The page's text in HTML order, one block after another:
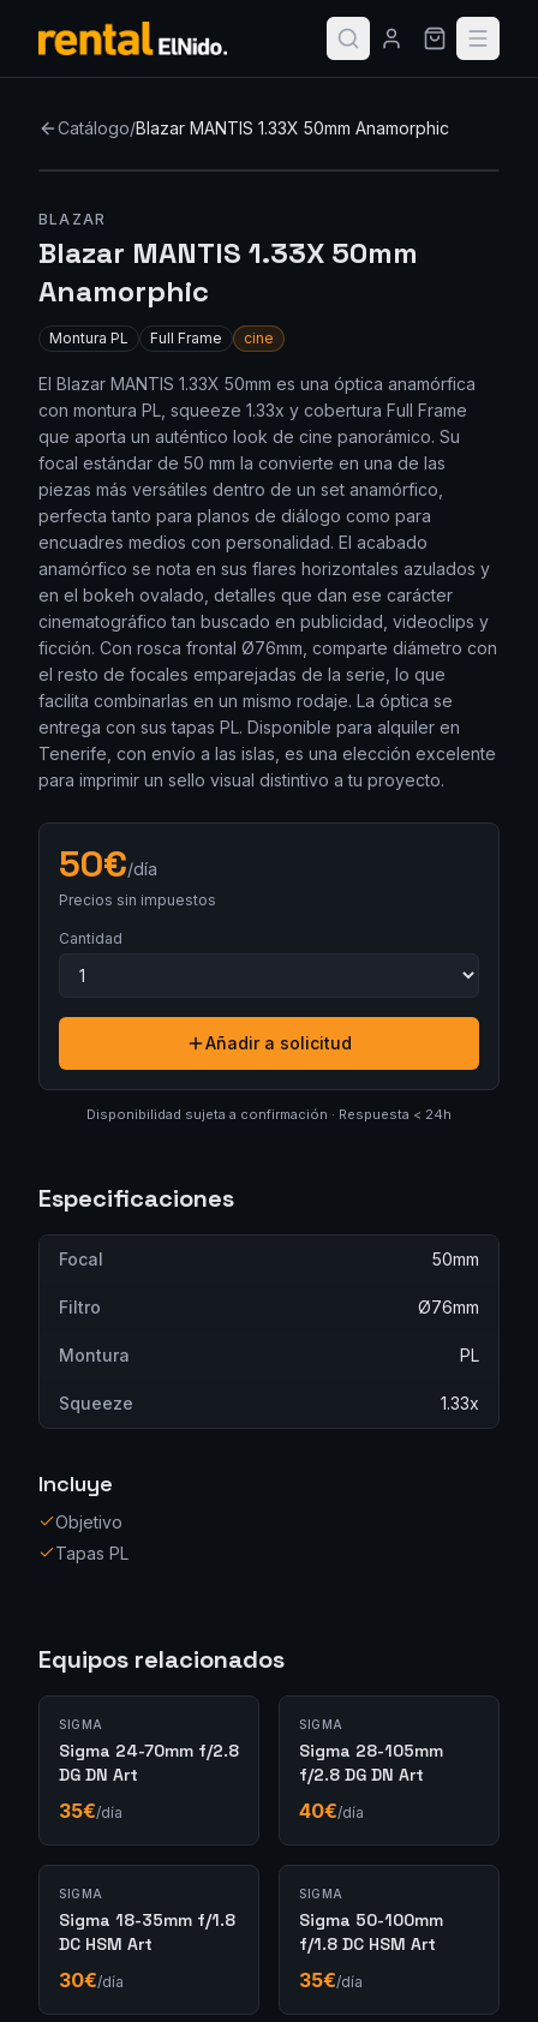
Catálogo/Blazar MANTIS 1.33X 50mm Anamorphic
BLAZAR
Blazar MANTIS 1.33X 50mm
Anamorphic
Montura PL Full Frame cine
El Blazar MANTIS 1.33X 50mm es una óptica anamórfica
con montura PL, squeeze 1.33x y cobertura Full Frame
que aporta un auténtico look de cine panorámico. Su
focal estándar de 50 mm la convierte en una de las
piezas más versátiles dentro de un set anamórfico,
perfecta tanto para planos de diálogo como para
encuadres medios con personalidad. El acabado
anamórfico se nota en sus flares horizontales azulados y
en el bokeh ovalado, detalles que dan ese carácter
cinematográfico tan buscado en publicidad, videoclips y
ficción. Con rosca frontal Ø76mm, comparte diámetro con
el resto de focales emparejadas de la serie, lo que
facilita combinarlas en un mismo rodaje. La óptica se
entrega con sus tapas PL. Disponible para alquiler en
Tenerife, con envío a las islas, es una elección excelente
para imprimir un sello visual distintivo a tu proyecto.
50€/día
Precios sin impuestos
Cantidad
Añadir a solicitud
Disponibilidad sujeta a confirmación · Respuesta < 24h
Especificaciones
Focal 50mm
Filtro Ø76mm
Montura PL
Squeeze 1.33x
Incluye
Objetivo
Tapas PL
Equipos relacionados
SIGMA
Sigma 24-70mm f/2.8
DG DN Art
35€/día
SIGMA
Sigma 28-105mm
f/2.8 DG DN Art
40€/día
SIGMA
Sigma 18-35mm f/1.8
DC HSM Art
30€/día
SIGMA
Sigma 50-100mm
f/1.8 DC HSM Art
35€/día